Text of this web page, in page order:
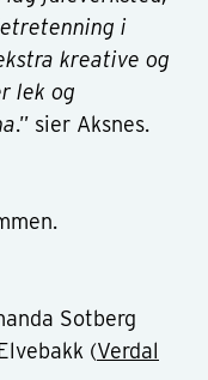
i
kreative og
lek og
.” sier Aksnes.
Sotberg
(Verdal